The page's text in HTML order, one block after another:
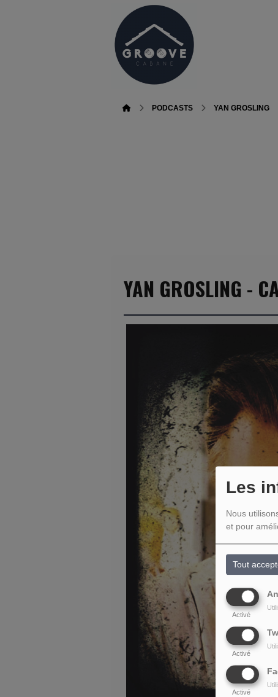
Les
Nous
et pour
Tout
Activé
Activé
Activé
PODCASTS YAN GROSLING
YAN GROSLING -